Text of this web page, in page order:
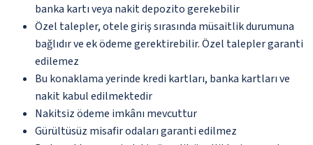
banka kartı veya nakit depozito gerekebilir
Özel talepler, otele giriş sırasında müsaitlik durumuna
bağlıdır ve ek ödeme gerektirebilir. Özel talepler garanti
edilemez
Bu konaklama yerinde kredi kartları, banka kartları ve
nakit kabul edilmektedir
Nakitsiz ödeme imkânı mevcuttur
Gürültüsüz misafir odaları garanti edilmez